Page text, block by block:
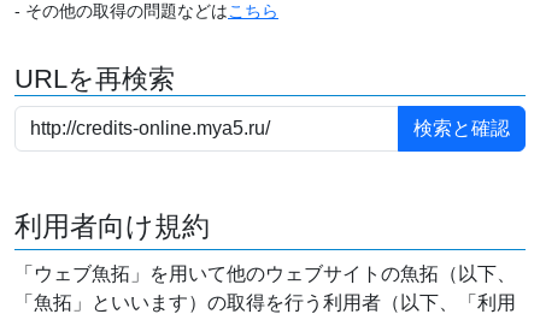
- その他の取得の問題などはこちら
URLを再検索
利用者向け規約
「ウェブ魚拓」を用いて他のウェブサイトの魚拓（以下、
「魚拓」といいます）の取得を行う利用者（以下、「利用